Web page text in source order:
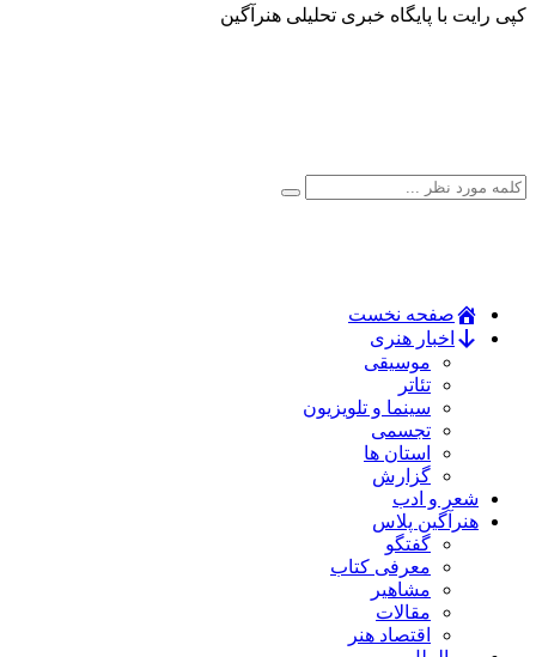
کپی رایت با پایگاه خبری تحلیلی هنرآگین
صفحه نخست
اخبار هنری
موسیقی
تئاتر
سینما و تلویزیون
تجسمی
استان ها
گزارش
شعر و ادب
هنرآگین پلاس
گفتگو
معرفی کتاب
مشاهیر
مقالات
اقتصاد هنر